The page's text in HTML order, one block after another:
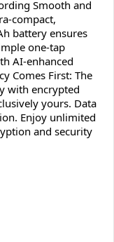
Smooth and
compact,
battery ensures
one-tap
AI-enhanced
Comes First: The
with encrypted
yours. Data
Enjoy unlimited
and security